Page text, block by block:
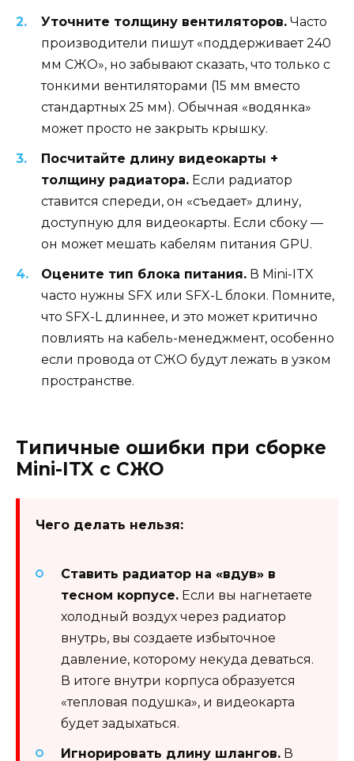
Уточните толщину вентиляторов. Часто
производители пишут «поддерживает 240
мм СЖО», но забывают сказать, что только с
тонкими вентиляторами (15 мм вместо
стандартных 25 мм). Обычная «водянка»
может просто не закрыть крышку.
Посчитайте длину видеокарты +
толщину радиатора. Если радиатор
ставится спереди, он «съедает» длину,
доступную для видеокарты. Если сбоку —
он может мешать кабелям питания GPU.
Оцените тип блока питания. В Mini-ITX
часто нужны SFX или SFX-L блоки. Помните,
что SFX-L длиннее, и это может критично
повлиять на кабель-менеджмент, особенно
если провода от СЖО будут лежать в узком
пространстве.
Типичные ошибки при сборке
Mini-ITX с СЖО
Чего делать нельзя:
Ставить радиатор на «вдув» в
тесном корпусе. Если вы нагнетаете
холодный воздух через радиатор
внутрь, вы создаете избыточное
давление, которому некуда деваться.
В итоге внутри корпуса образуется
«тепловая подушка», и видеокарта
будет задыхаться.
Игнорировать длину шлангов. В